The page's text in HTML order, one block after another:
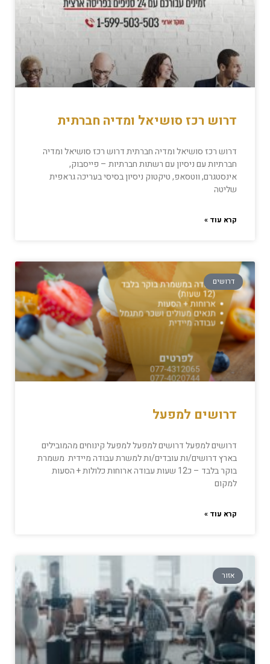
דרוש רכז סושיאל ומדיה חברתית
דרוש רכז סושיאל ומדיה חברתית דרוש רכז סושיאל ומדיה
חברתיות עם ניסיון עם רשתות חברתיות – פייסבוק,
אינסטגרם, ווטסאפ, טיקטוק ניסיון בסיסי בעריכה גראפית
שליטה
קרא עוד »
דרושים
דרושים למפעל
דרושים למפעל דרושים למפעל למפעל קינוחים מהמובילים
בארץ דרושים/ות עובדים/ות למשרת עבודה מיידית משמרת
בוקר בלבד – כ12 שעות עבודה ארוחות כלולות + הסעות
למקום
קרא עוד »
אזור